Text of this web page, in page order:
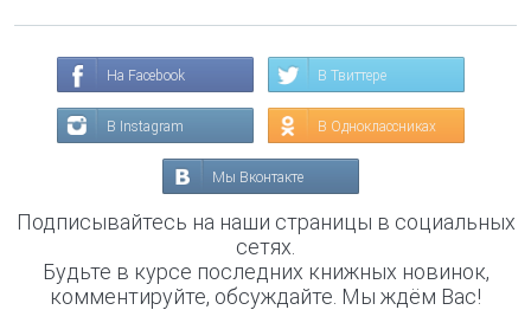
На Facebook В Твиттере
В Instagram В Одноклассниках
Мы Вконтакте
Подписывайтесь на наши страницы в социальных
сетях.
Будьте в курсе последних книжных новинок,
комментируйте, обсуждайте. Мы ждём Вас!